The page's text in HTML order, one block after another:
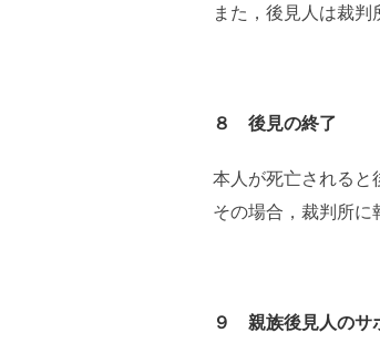
また，後見人は裁
８ 後見の終了
本人が死亡されると
その場合，裁判所に
９ 親族後見人のサ